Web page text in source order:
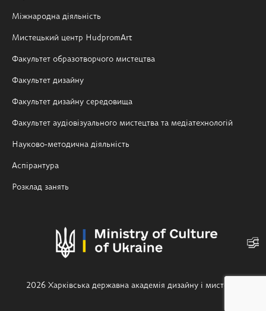
Міжнародна діяльність
Мистецький центр HudpromArt
Факультет образотворчого мистецтва
Факультет дизайну
Факультет дизайну середовища
Факультет аудіовізуального мистецтва та медіатехнологій
Науково-методична діяльність
Аспірантура
Розклад занять
2026 Харківська державна академія дизайну і мистецтв